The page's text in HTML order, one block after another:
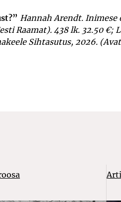
Hannah Arendt.
Raamat). 438 lk. 32.50 €;
Sihtasutus, 2026.